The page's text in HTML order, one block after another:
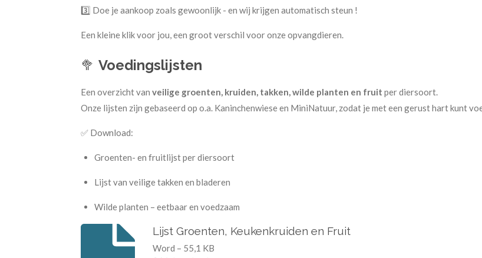
3️⃣ Doe je aankoop zoals gewoonlijk - en wij krijgen automatisch steun !
Een kleine klik voor jou, een groot verschil voor onze opvangdieren.
🥦 Voedingslijsten
Een overzicht van veilige groenten, kruiden, takken, wilde planten en fruit per diersoort.
Onze lijsten zijn gebaseerd op o.a. Kaninchenwiese en MiniNatuur, zodat je met een gerust hart kunt
✅ Download:
Groenten- en fruitlijst per diersoort
Lijst van veilige takken en bladeren
Wilde planten – eetbaar en voedzaam
Lijst Groenten, Keukenkruiden en Fruit
Word – 55,1 KB